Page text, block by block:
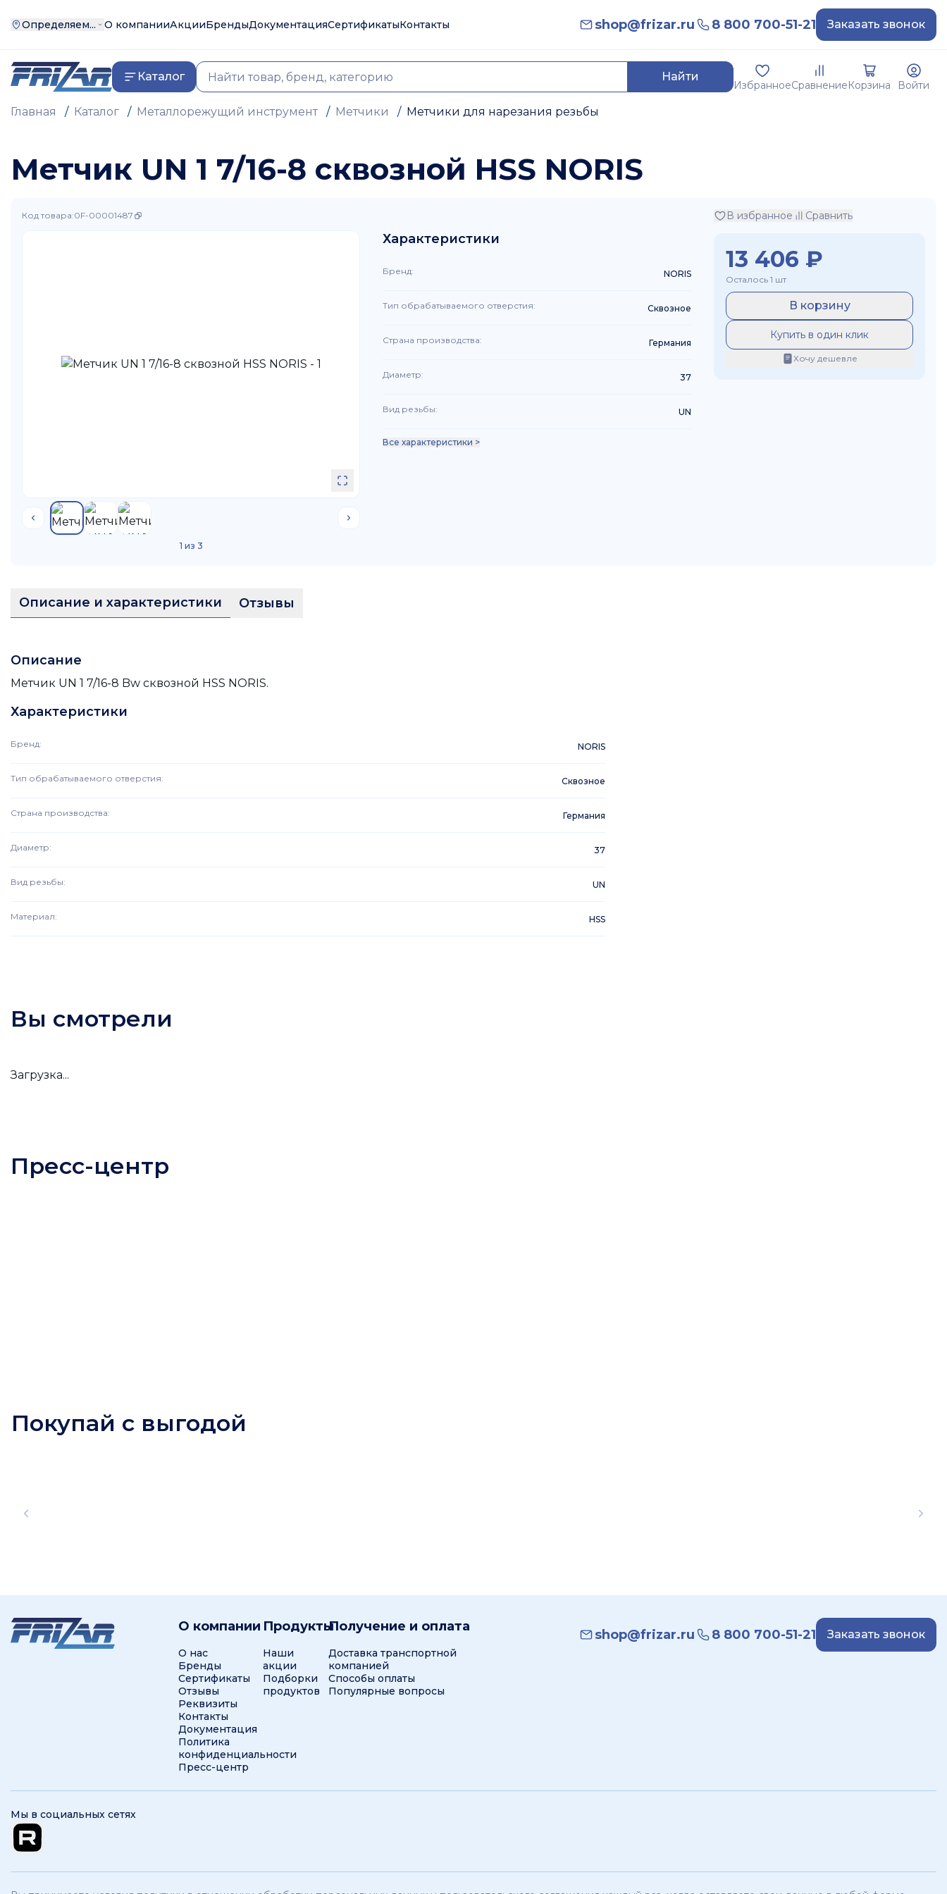
Определяем... О компанииАкцииБрендыДокументацияСертификатыКонтакты shop@frizar.ru 8 800 700-51-21 Заказать звонок
Каталог Найти
ИзбранноеСравнение Корзина Войти
Главная / Каталог / Металлорежущий инструмент / Метчики / Метчики для нарезания резьбы
Метчик UN 1 7/16-8 сквозной HSS NORIS
Код товара:0F-00001487
1 из 3
Характеристики
Бренд: NORIS
Тип обрабатываемого отверстия: Сквозное
Страна производства: Германия
Диаметр: 37
Вид резьбы: UN
Все характеристики >
В избранное Сравнить
13 406 ₽
Осталось 1 шт
В корзину
Купить в один клик
Хочу дешевле
Описание и характеристики Отзывы
Описание
Метчик UN 1 7/16-8 Bw сквозной HSS NORIS.
Характеристики
Бренд: NORIS
Тип обрабатываемого отверстия: Сквозное
Страна производства: Германия
Диаметр: 37
Вид резьбы: UN
Материал: HSS
Вы смотрели
Загрузка...
Пресс-центр
Покупай с выгодой
О компании
О нас
Бренды
Сертификаты
Отзывы
Реквизиты
Контакты
Документация
Политика
конфиденциальности
Пресс-центр
Продукты
Наши
акции
Подборки
продуктов
Получение и оплата
Доставка транспортной
компанией
Способы оплаты
Популярные вопросы
shop@frizar.ru 8 800 700-51-21 Заказать звонок
Мы в социальных сетях